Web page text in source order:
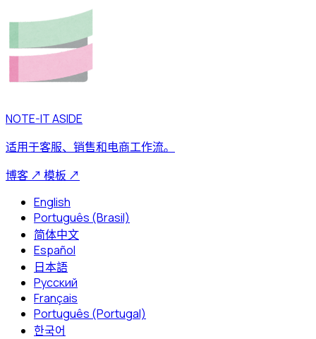
NOTE-IT ASIDE
适用于客服、销售和电商工作流。
博客 ↗ 模板 ↗
English
Português (Brasil)
简体中文
Español
日本語
Русский
Français
Português (Portugal)
한국어